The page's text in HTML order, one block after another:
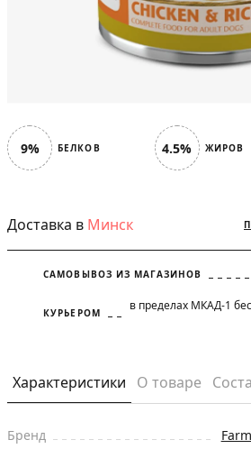
9% БЕЛКОВ 4.5% ЖИРОВ
Доставка в Минск
САМОВЫВОЗ ИЗ МАГАЗИНОВ
КУРЬЕРОМ в пределах МКАД-1
Характеристики О товаре
Бренд